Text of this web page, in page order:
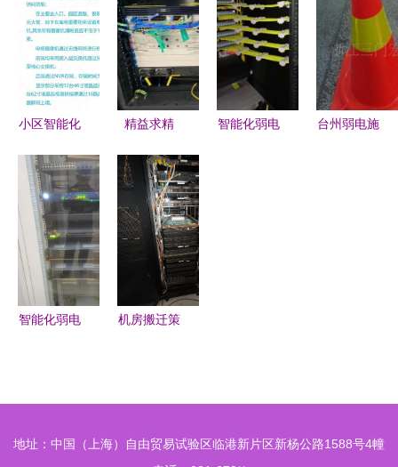
点与机柜配
置全攻略
好，只有更
好
统的两大支
柱
图解与核心
要点
小区智能化
构建未来智
慧社区的核
心解决方案
精益求精
工工艺的实
践与实现
智能化弱电
台州弱电施
智能化弱电
机房搬迁策
智能化升级
地址：中国（上海）自由贸易试验区临港新片区新杨公路1588号4幢